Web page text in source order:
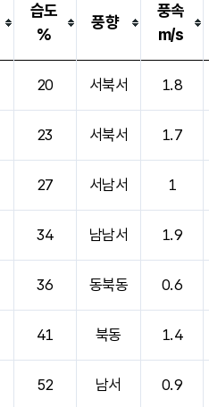
습도
%
풍향
풍속
m/s
20 서북서 1.8
23 서북서 1.7
27 서남서 1
34 남남서 1.9
36 동북동 0.6
41 북동 1.4
52 남서 0.9